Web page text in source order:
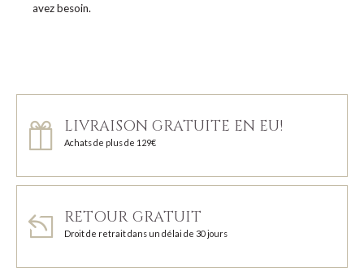
avez besoin.
LIVRAISON GRATUITE EN EU!
Achats de plus de 129€
RETOUR GRATUIT
Droit de retrait dans un délai de 30 jours